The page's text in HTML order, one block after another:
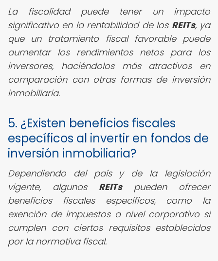
La fiscalidad puede tener un impacto
significativo en la rentabilidad de los REITs, ya
que un tratamiento fiscal favorable puede
aumentar los rendimientos netos para los
inversores, haciéndolos más atractivos en
comparación con otras formas de inversión
inmobiliaria.
5. ¿Existen beneficios fiscales
específicos al invertir en fondos de
inversión inmobiliaria?
Dependiendo del país y de la legislación
vigente, algunos REITspueden ofrecer
beneficios fiscales específicos, como la
exención de impuestos a nivel corporativo si
cumplen con ciertos requisitos establecidos
por la normativa fiscal.